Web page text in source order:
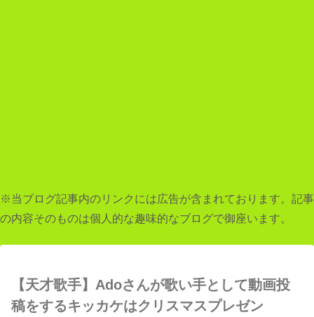
※当ブログ記事内のリンクには広告が含まれております。記事
の内容そのものは個人的な趣味的なブログで御座います。
【天才歌手】Adoさんが歌い手として動画投
稿をするキッカケはクリスマスプレゼン